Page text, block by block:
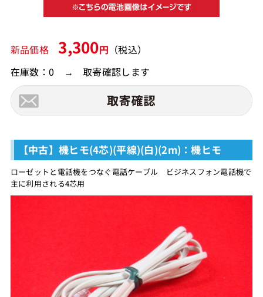
新品価格3,300円 （税込）
在庫数：0 → 取寄確認します
【中古】機ヒモ(4芯)(平線)(白)(2m)：機ヒモ
ローゼットと電話機をつなぐ電話ケーブル ビジネスフォン電話機で
主に利用される4芯用